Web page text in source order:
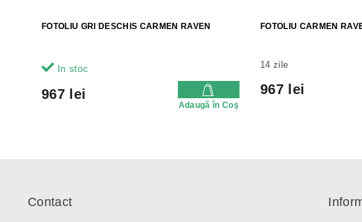
FOTOLIU GRI DESCHIS CARMEN RAVEN
In stoc
967 lei
Adaugă în Coş
FOTOLIU CARMEN
14 zile
967 lei
Contact